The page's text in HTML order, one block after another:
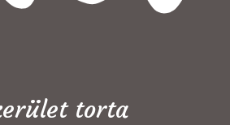
torta